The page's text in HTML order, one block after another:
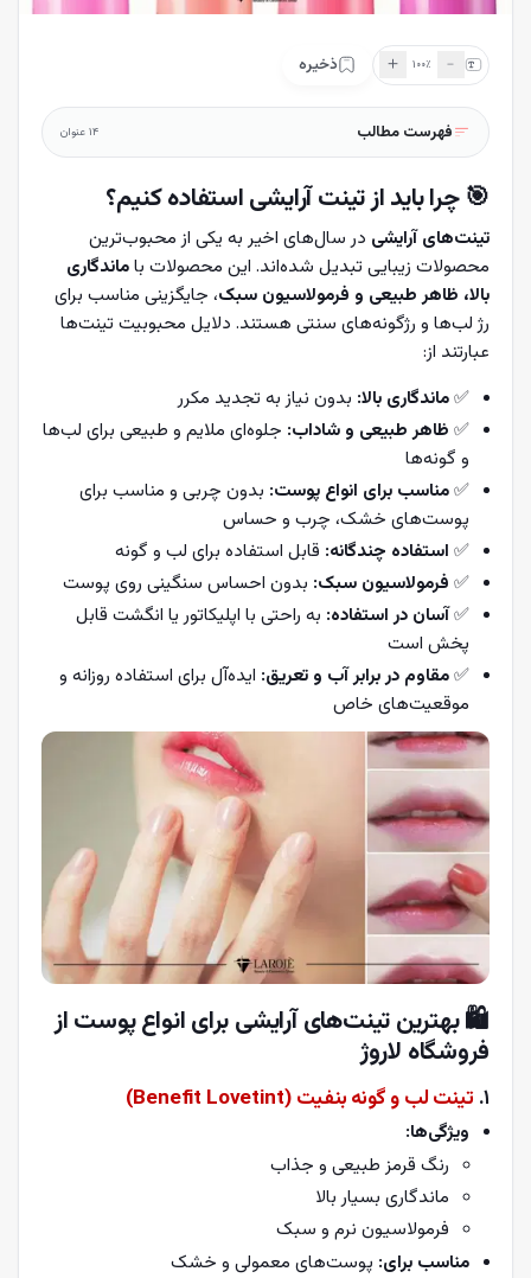
﹣ ۱۰۰٪ ＋ ذخیره
فهرست مطالب ۱۴ عنوان
🎯چرا باید از تینت آرایشی استفاده کنیم؟
تینت‌های آرایشی در سال‌های اخیر به یکی از محبوب‌ترین
محصولات زیبایی تبدیل شده‌اند. این محصولات باماندگاری
بالا، ظاهر طبیعی و فرمولاسیون سبک، جایگزینی مناسب برای
رژ لب‌ها و رژگونه‌های سنتی هستند. دلایل محبوبیت تینت‌ها
عبارتند از:
✅ماندگاری بالا: بدون نیاز به تجدید مکرر
✅ ظاهر طبیعی و شاداب: جلوه‌ای ملایم و طبیعی برای لب‌ها
و گونه‌ها
✅مناسب برای انواع پوست: بدون چربی و مناسب برای
پوست‌های خشک، چرب و حساس
✅ استفاده چندگانه: قابل استفاده برای لب و گونه
✅ فرمولاسیون سبک: بدون احساس سنگینی روی پوست
✅آسان در استفاده: به راحتی با اپلیکاتور یا انگشت قابل
پخش است
✅مقاوم در برابر آب و تعریق: ایده‌آل برای استفاده روزانه و
موقعیت‌های خاص
🛍️بهترین تینت‌های آرایشی برای انواع پوست از
فروشگاه لاروژ
1. تینت لب و گونه بنفیت (Benefit Lovetint)
ویژگی‌ها:
رنگ قرمز طبیعی و جذاب
ماندگاری بسیار بالا
فرمولاسیون نرم و سبک
مناسب برای: پوست‌های معمولی و خشک